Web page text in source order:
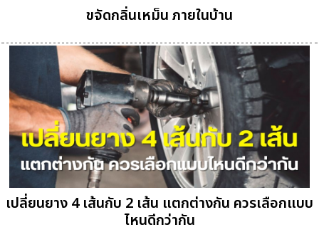
ขจัดกลิ่นเหม็น ภายในบ้าน
เปลี่ยนยาง 4 เส้นกับ 2 เส้น แตกต่างกัน ควรเลือกแบบ
ไหนดีกว่ากัน